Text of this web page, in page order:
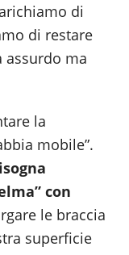
di
di restare
assurdo ma
la
mobile”.
con
le braccia
superficie